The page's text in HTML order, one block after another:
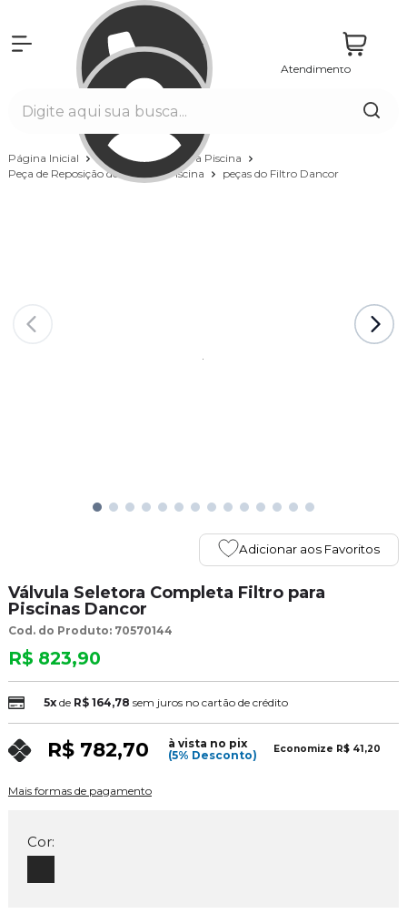
Atendimento
Página Inicial
Equipamentos para Piscina
Peça de Reposição do Filtro da Piscina
peças do Filtro Dancor
Adicionar aos Favoritos
Válvula Seletora Completa Filtro para
Piscinas Dancor
Cod. do Produto: 70570144
R$ 823,90
5xde R$ 164,78 sem juros no cartão de crédito
R$ 782,70
à vista no pix
(5% Desconto)
Economize R$ 41,20
Mais formas de pagamento
Cor: